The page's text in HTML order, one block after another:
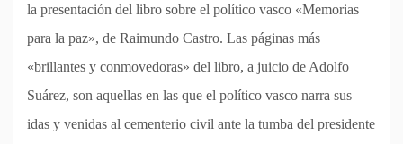
la presentación del libro sobre el político vasco «Memorias
para la paz», de Raimundo Castro. Las páginas más
«brillantes y conmovedoras» del libro, a juicio de Adolfo
Suárez, son aquellas en las que el político vasco narra sus
idas y venidas al cementerio civil ante la tumba del presidente